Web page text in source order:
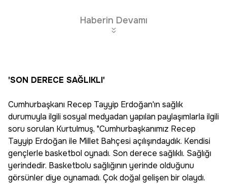
Haberin Devamı
'SON DERECE SAĞLIKLI'
Cumhurbaşkanı Recep Tayyip Erdoğan'ın sağlık
durumuyla ilgili sosyal medyadan yapılan paylaşımlarla ilgili
soru sorulan Kurtulmuş, "Cumhurbaşkanımız Recep
Tayyip Erdoğan ile Millet Bahçesi açılışındaydık. Kendisi
gençlerle basketbol oynadı. Son derece sağlıklı. Sağlığı
yerindedir. Basketbolu sağlığının yerinde olduğunu
görsünler diye oynamadı. Çok doğal gelişen bir olaydı.